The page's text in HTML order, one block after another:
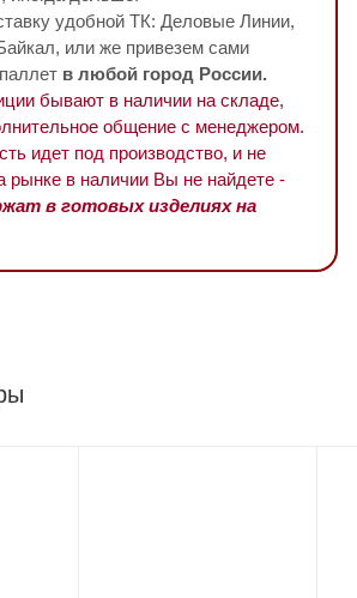
удобной ТК: Деловые Линии,
или же привезем сами
в любой город России.
бывают в наличии на складе,
общение с менеджером.
идет под производство, и не
рынке в наличии Вы не найдете -
в готовых изделиях на